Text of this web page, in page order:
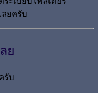
ลยครับ
ย
รับ